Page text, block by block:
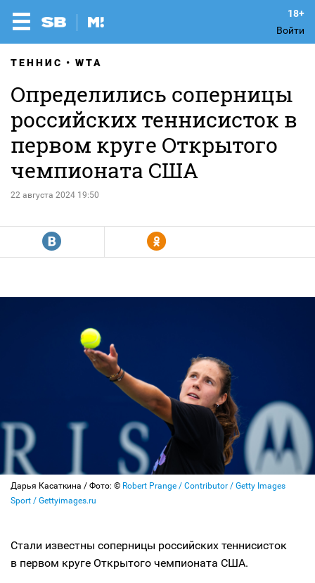
Войти
ТЕННИС WTA
Определились соперницы
российских теннисисток в
первом круге Открытого
чемпионата США
22 августа 2024 19:50
R Y
Дарья Касаткина / Фото: © Robert Prange / Contributor / Getty Images
Sport / Gettyimages.ru
Стали известны соперницы российских теннисисток
в первом круге Открытого чемпионата США.